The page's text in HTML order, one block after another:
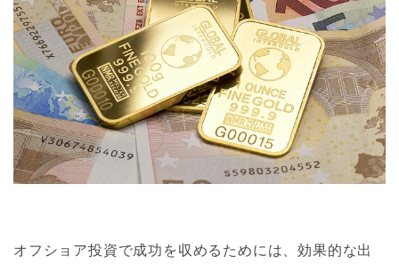
オフショア投資で成功を収めるためには、効果的な出